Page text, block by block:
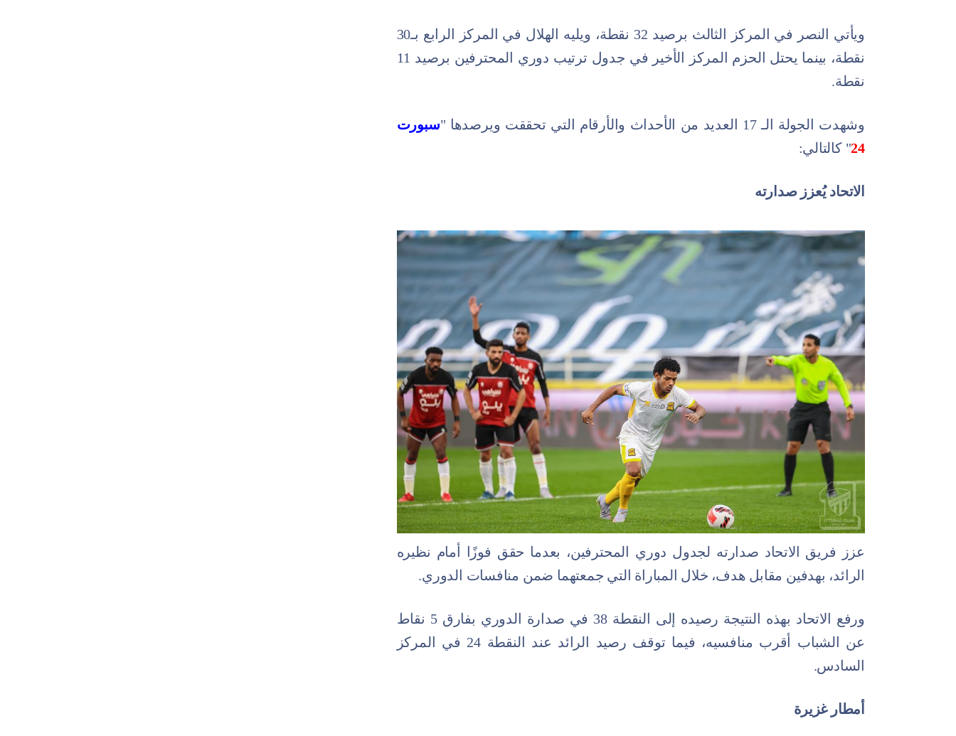
ويأتي النصر في المركز الثالث برصيد 32 نقطة، ويليه الهلال في المركز الرابع بـ30
نقطة، بينما يحتل الحزم المركز الأخير في جدول ترتيب دوري المحترفين برصيد 11
نقطة.
وشهدت الجولة الـ 17 العديد من الأحداث والأرقام التي تحققت ويرصدها "
سبورت
24" كالتالي:
الاتحاد يُعزز صدارته
عزز فريق الاتحاد صدارته لجدول دوري المحترفين، بعدما حقق فوزًا أمام نظيره
الرائد، بهدفين مقابل هدف، خلال المباراة التي جمعتهما ضمن منافسات الدوري.
ورفع الاتحاد بهذه النتيجة رصيده إلى النقطة 38 في صدارة الدوري بفارق 5 نقاط
عن الشباب أقرب منافسيه، فيما توقف رصيد الرائد عند النقطة 24 في المركز
السادس.
أمطار غزيرة